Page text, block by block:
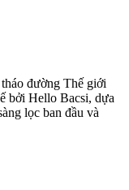
đường Thế giới
bởi Hello Bacsi, dựa
lọc ban đầu và